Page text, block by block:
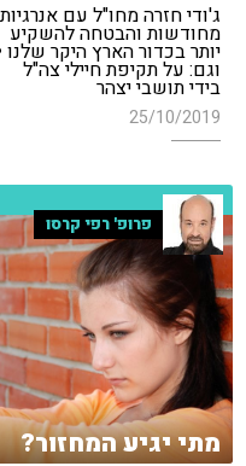
ג'ודי חזרה מחו"ל עם אנרגיות
מחודשות והבטחה להשקיע
יותר בכדור הארץ היקר שלנו
וגם: על תקיפת חיילי צה"ל
בידי תושבי יצהר
25/10/2019
פרופ' רפי קרסו
מתי יגיע המחזור?